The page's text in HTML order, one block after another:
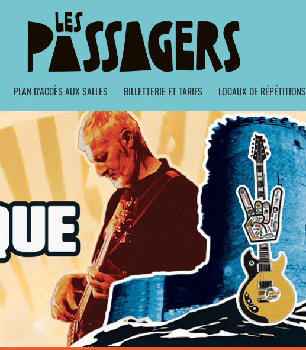
PLAN D’ACCÈS AUX SALLES BILLETTERIE ET TARIFS LOCAUX DE RÉPÉTITIONS